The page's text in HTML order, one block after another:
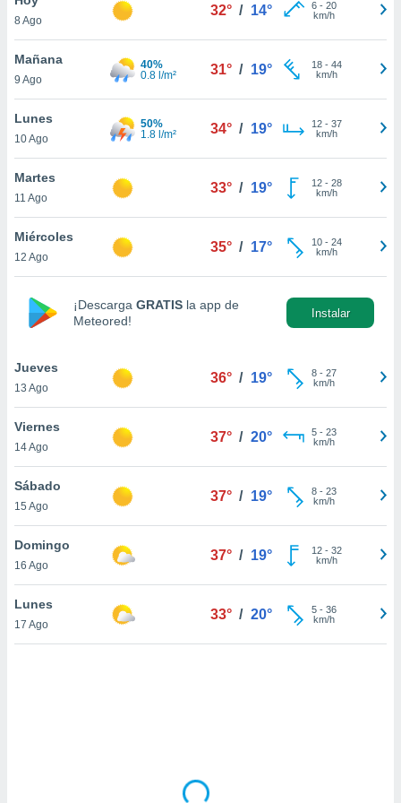
en
más
nuestra
de
aceptar
de
sitio
En
sean
el sitio
ni para
o
8 Ago
32° / 14° 6- 20
km/h
Mañana
9 Ago
40%
0.8 l/m²
31° / 19° 18- 44
km/h
Lunes
10 Ago
50%
1.8 l/m²
34° / 19° 12- 37
km/h
Martes
11 Ago
33° / 19° 12- 28
km/h
Miércoles
12 Ago
35° / 17° 10- 24
km/h
¡Descarga GRATIS la app de
Meteored!
Instalar
Jueves
13 Ago
36° / 19° 8- 27
km/h
Viernes
14 Ago
37° / 20° 5- 23
km/h
Sábado
15 Ago
37° / 19° 8- 23
km/h
Domingo
16 Ago
37° / 19° 12- 32
km/h
Lunes
17 Ago
33° / 20° 5- 36
km/h